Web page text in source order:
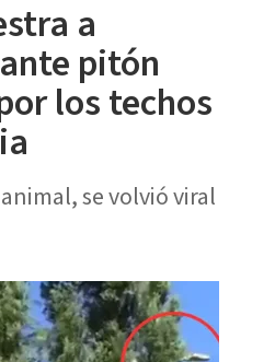
a
pitón
los techos
se volvió viral